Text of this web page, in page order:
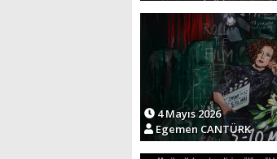
4 Mayıs 2026
Egemen CANTÜRK